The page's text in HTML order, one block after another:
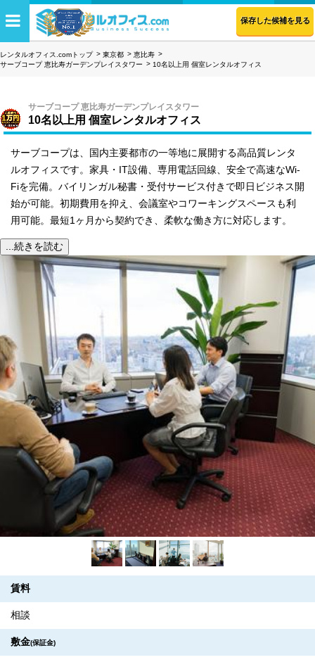
保存した候補を見る
レンタルオフィス.comトップ 東京都
恵比寿
サーブコープ 恵比寿ガーデンプレイスタワー
10名以上用 個室レンタルオフィス
サーブコープ 恵比寿ガーデンプレイスタワー
10名以上用 個室レンタルオフィス
サーブコープは、国内主要都市の一等地に展開する高品質レンタ
ルオフィスです。家具・IT設備、専用電話回線、安全で高速なWi-
Fiを完備。バイリンガル秘書・受付サービス付きで即日ビジネス開
始が可能。初期費用を抑え、会議室やコワーキングスペースも利
用可能。最短1ヶ月から契約でき、柔軟な働き方に対応します。
...続きを読む
賃料
相談
敷金(保証金)